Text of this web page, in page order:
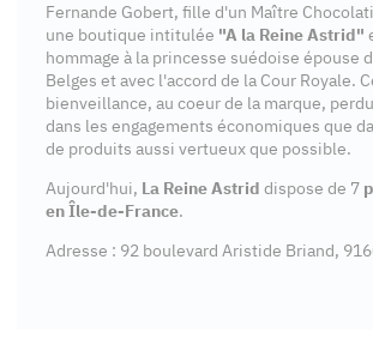
Fernande Gobert, fille d'un Maître
une boutique intitulée "A la Reine Astrid"
hommage à la princesse suédoise épouse
Belges et avec l'accord de la Cour Royale.
bienveillance, au coeur de la marque,
dans les engagements économiques que
de produits aussi vertueux que possible.
Aujourd'hui, La Reine Astrid dispose de 7
en Île-de-France.
Adresse : 92 boulevard Aristide Briand,